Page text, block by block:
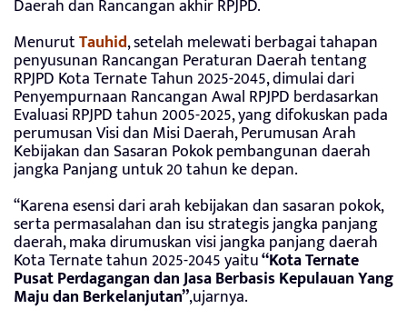
Daerah dan Rancangan akhir RPJPD.
MenurutTauhid, setelah melewati berbagai tahapan
penyusunan Rancangan Peraturan Daerah tentang
RPJPD Kota Ternate Tahun 2025-2045, dimulai dari
Penyempurnaan Rancangan Awal RPJPD berdasarkan
Evaluasi RPJPD tahun 2005-2025, yang difokuskan pada
perumusan Visi dan Misi Daerah, Perumusan Arah
Kebijakan dan Sasaran Pokok pembangunan daerah
jangka Panjang untuk 20 tahun ke depan.
“Karena esensi dari arah kebijakan dan sasaran pokok,
serta permasalahan dan isu strategis jangka panjang
daerah, maka dirumuskan visi jangka panjang daerah
Kota Ternate tahun 2025-2045 yaitu“Kota Ternate
Pusat Perdagangan dan Jasa Berbasis Kepulauan Yang
Maju dan Berkelanjutan”,ujarnya.